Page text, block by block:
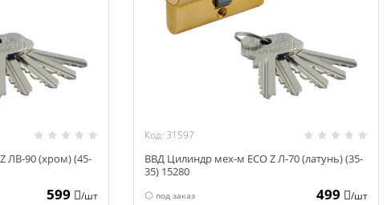
ЛВ-90 (хром) (45-
599 /шт
Код: 31597
ВВД Цилиндр мех-м ECO Z Л-70 (латунь) (35-
35) 15280
под заказ 499 /шт